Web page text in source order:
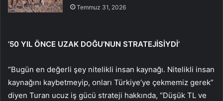
Temmuz 31, 2026
’50 YIL ÖNCE UZAK DOĞU’NUN STRATEJİSİYDİ’
“Bugün en değerli şey nitelikli insan kaynağı. Nitelikli insan
kaynağını kaybetmeyip, onları Türkiye’ye çekmemiz gerek”
diyen Turan ucuz iş gücü strateji hakkında, “Düşük TL ve